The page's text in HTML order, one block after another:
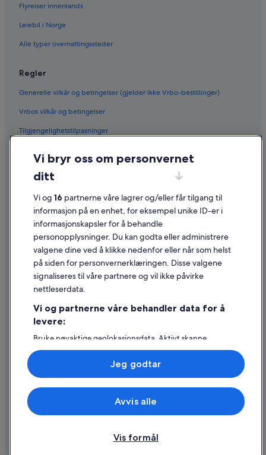
Flyreiser innenlands
Leiebil i Norge
Alle typer overnattingssteder
Regler
Generelle vilkår og betingelser (gjelder ikke Vrbo-bestillinger)
Vrbos vilkår og betingelser
Tilgjengelighetstilpasninger
Informasjonskapsler
Juridisk informasjon / kontakt oss
Retningslinjer for innhold og rapportering av innhold
Hjelp
Kontakt oss
Avbestille eller endre bestillingen
Refusjonsprosessen og tidsrammer for refusjon
Internasjonale reisedokumenter
© 2026 Expedia, Inc., et Expedia Group-selskap. Med enerett. Expedia
og flylogoen er varemerker eller registrerte varemerker som tilhører
Vi bryr oss om personvernet
ditt
Vi og 16 partnerne våre lagrer og/eller får tilgang til
informasjon på en enhet, for eksempel unike ID-er i
informasjonskapsler for å behandle
personopplysninger. Du kan godta eller administrere
valgene dine ved å klikke nedenfor eller når som helst
på siden for personvernerklæringen. Disse valgene
signaliseres til våre partnere og vil ikke påvirke
nettleserdata.
Vi og partnerne våre behandler data for å
levere:
Bruke nøyaktige geolokasjonsdata. Aktivt skanne
enhetsegenskaper for identifikasjon. Lagre og/eller få
tilgang til informasjon på en enhet. Personlig tilpasset
annonsering og innhold, annonsering- og
innholdsmåling, publikumsundersøkelser og
tjenesteutvikling.
Liste over partnere (leverandører)
Vis formål
Avvis alle
Jeg godtar